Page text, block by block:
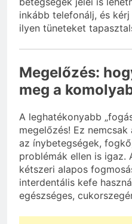
inkább telefonálj, és
ilyen tüneteket
Megelőzés:
meg a
A leghatékonyabb
megelőzés! Ez
az ínybetegségek,
problémák ellen is igaz.
kétszeri alapos
interdentális kefe
egészséges,